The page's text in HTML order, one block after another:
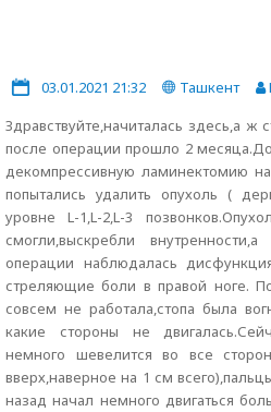
03.01.2021 21:32 Ташкент
Здравствуйте,начиталась здесь,а ж
после операции прошло 2
декомпрессивную ламинектомию на
попытались удалить опухоль (
уровне L-1,L-2,L-3
смогли,выскребли
операции наблюдалась
стреляющие боли в правой ноге.
совсем не работала,стопа была
какие стороны не
немного шевелится во все
вверх,наверное на 1 см
назад начал немного двигаться